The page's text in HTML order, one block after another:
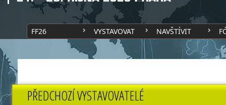
FF26 VYSTAVOVAT NAVŠTÍVIT
PŘEDCHOZÍ VYSTAVOVATELÉ